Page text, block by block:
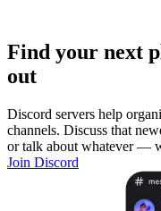
Find your next
out
Discord servers help
channels. Discuss that
or talk about whatever —
Join Discord